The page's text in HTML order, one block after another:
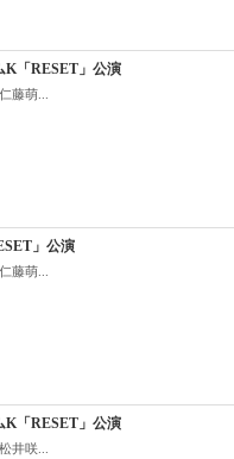
K「RESET」公演
藤萌...
」公演
藤萌...
K「RESET」公演
井咲...